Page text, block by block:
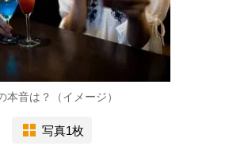
本音は？（イメージ）
写真1枚